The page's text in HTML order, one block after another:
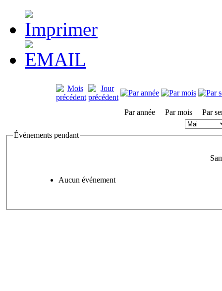
Par année Par mois Par
Événements pendant
Aucun événement